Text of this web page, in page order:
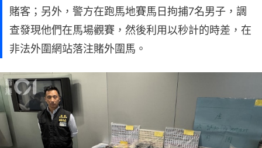
賭客；另外，警方在跑馬地賽馬日拘捕7名男子，調
查發現他們在馬場觀賽，然後利用以秒計的時差，在
非法外圍網站落注賭外圍馬。